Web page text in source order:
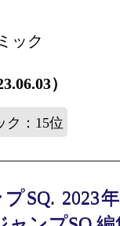
ック
）
ク：15位
SQ. 2023